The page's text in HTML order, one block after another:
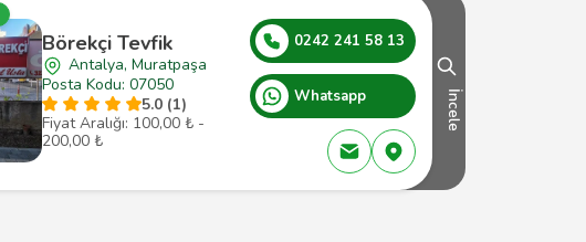
Börekçi Tevfik
Antalya, Muratpaşa
Posta Kodu: 07050
5.0 (1)
Fiyat Aralığı: 100,00 ₺ -
200,00 ₺
0242 241 58 13
Whatsapp İncele